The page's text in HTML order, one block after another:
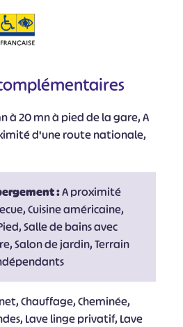
à 20 mn à pied de la gare, A
d'une route nationale,
:A proximité
Cuisine américaine,
Salle de bains avec
Salon de jardin, Terrain
Chauffage, Cheminée,
Lave linge privatif, Lave